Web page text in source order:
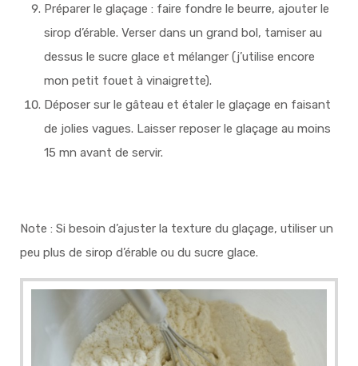
Préparer le glaçage : faire fondre le beurre, ajouter le
sirop d’érable. Verser dans un grand bol, tamiser au
dessus le sucre glace et mélanger (j’utilise encore
mon petit fouet à vinaigrette).
Déposer sur le gâteau et étaler le glaçage en faisant
de jolies vagues. Laisser reposer le glaçage au moins
15 mn avant de servir.
Note : Si besoin d’ajuster la texture du glaçage, utiliser un
peu plus de sirop d’érable ou du sucre glace.